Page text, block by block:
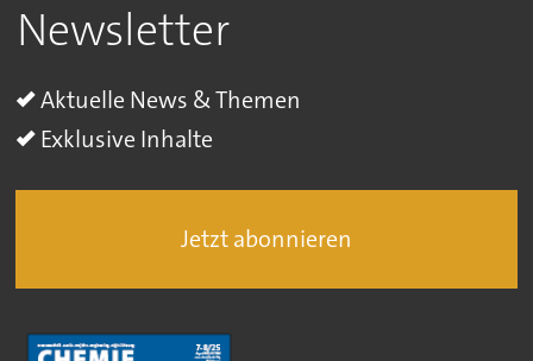
Newsletter
Aktuelle News & Themen
Exklusive Inhalte
Jetzt abonnieren